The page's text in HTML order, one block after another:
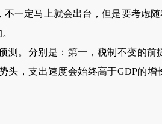
定马上就会出台，但是要考虑随
。分别是：第一，税制不变的前
头，支出速度会始终高于GDP的